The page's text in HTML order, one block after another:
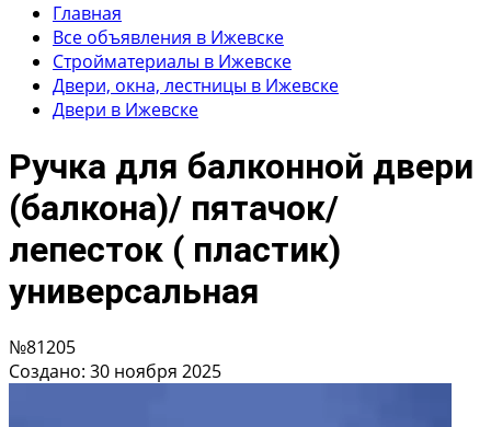
Главная
Все объявления в Ижевске
Стройматериалы в Ижевске
Двери, окна, лестницы в Ижевске
Двери в Ижевске
Ручка для балконной двери
(балкона)/ пятачок/
лепесток ( пластик)
универсальная
№81205
Создано: 30 ноября 2025